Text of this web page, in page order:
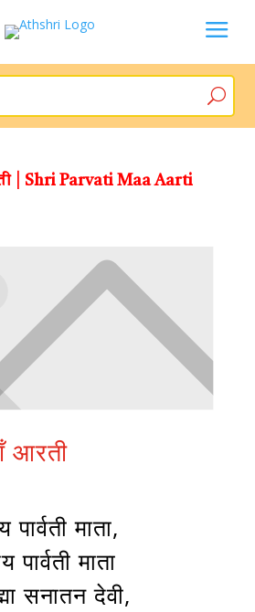
a
| Shri Parvati Maa Aarti
आरती
पार्वती माता,
पार्वती माता
सनातन देवी,